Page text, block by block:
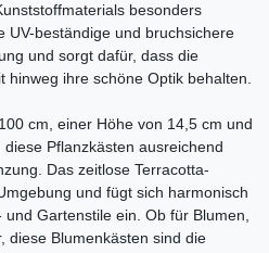
besonders
UV-beständige und bruchsichere
und sorgt dafür, dass die
hinweg ihre schöne Optik behalten.
cm, einer Höhe von 14,5 cm und
Pflanzkästen ausreichend
Das zeitlose Terracotta-
und fügt sich harmonisch
Gartenstile ein. Ob für Blumen,
diese Blumenkästen sind die